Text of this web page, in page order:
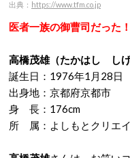
出典： https://www.tfm.co.jp
医者一族の御曹司だった！
高橋茂雄（たかはし し
誕生日：1976年1月28日
出身地：京都府京都市
身 長：176cm
所 属：よしもとクリエ